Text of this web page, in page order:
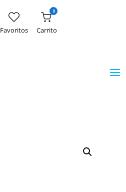
Favoritos
0
Carrito